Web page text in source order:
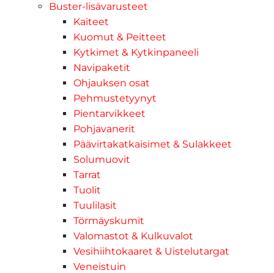
Buster-lisävarusteet
Kaiteet
Kuomut & Peitteet
Kytkimet & Kytkinpaneeli
Navipaketit
Ohjauksen osat
Pehmustetyynyt
Pientarvikkeet
Pohjavanerit
Päävirtakatkaisimet & Sulakkeet
Solumuovit
Tarrat
Tuolit
Tuulilasit
Törmäyskumit
Valomastot & Kulkuvalot
Vesihiihtokaaret & Uistelutargat
Veneistuin